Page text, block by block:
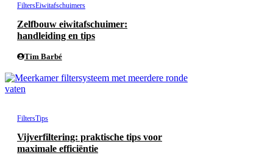
FiltersEiwitafschuimers
Zelfbouw eiwitafschuimer:
handleiding en tips
Tim Barbé
FiltersTips
Vijverfiltering: praktische tips voor
maximale efficiëntie